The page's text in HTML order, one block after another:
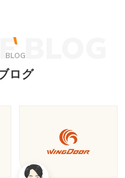
BLOG
BLOG
ログ